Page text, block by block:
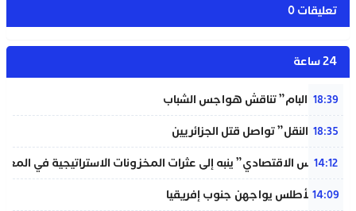
تعليقات 0
24 ساعة
18:39
شبيبة “البام” تناقش هواجس الشباب
18:35
“خردة النقل” تواصل قتل الجزائريين
14:12
“المجلس الاقتصادي” ينبه إلى عثرات المخزونات الاستراتيجية في
14:09
لبؤات الأطلس يواجهن جنوب إفريقيا